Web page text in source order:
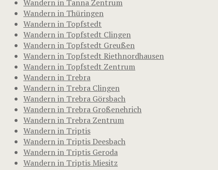
Wandern in Tanna Zentrum
Wandern in Thüringen
Wandern in Topfstedt
Wandern in Topfstedt Clingen
Wandern in Topfstedt Greußen
Wandern in Topfstedt Riethnordhausen
Wandern in Topfstedt Zentrum
Wandern in Trebra
Wandern in Trebra Clingen
Wandern in Trebra Görsbach
Wandern in Trebra Großenehrich
Wandern in Trebra Zentrum
Wandern in Triptis
Wandern in Triptis Deesbach
Wandern in Triptis Geroda
Wandern in Triptis Miesitz